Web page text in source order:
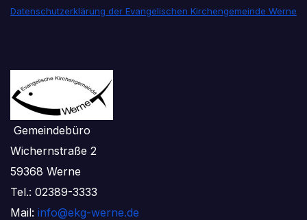
Datenschutzerklärung der Evangelischen Kirchengemeinde Werne
Gemeindebüro
Wichernstraße 2
59368 Werne
Tel.: 02389-3333
Mail: info@ekg-werne.de